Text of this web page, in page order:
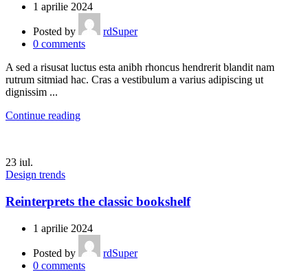
1 aprilie 2024
Posted by
rdSuper
0 comments
A sed a risusat luctus esta anibh rhoncus hendrerit blandit nam
rutrum sitmiad hac. Cras a vestibulum a varius adipiscing ut
dignissim ...
Continue reading
23 iul.
Design trends
Reinterprets the classic bookshelf
1 aprilie 2024
Posted by
rdSuper
0 comments